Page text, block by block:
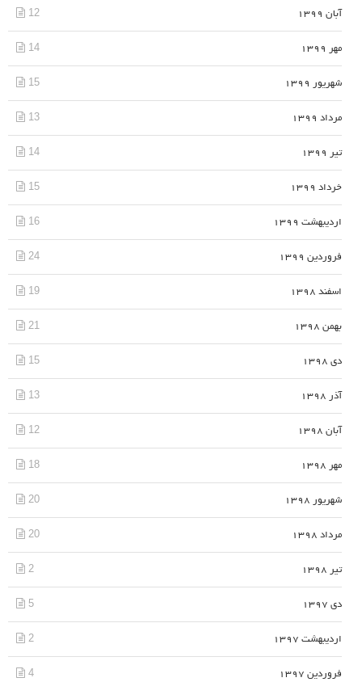
آبان 1399 12
مهر 1399 14
شهریور 1399 15
مرداد 1399 13
تیر 1399 14
خرداد 1399 15
اردیبهشت 1399 16
فروردین 1399 24
اسفند 1398 19
بهمن 1398 21
دی 1398 15
آذر 1398 13
آبان 1398 12
مهر 1398 18
شهریور 1398 20
مرداد 1398 20
تیر 1398 2
دی 1397 5
اردیبهشت 1397 2
فروردین 1397 4